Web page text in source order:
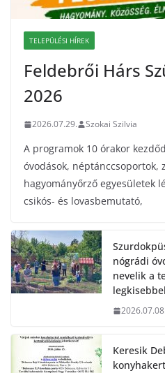
TELEPÜLÉSI HÍREK
Feldebrői Hárs
2026
2026.07.29. Szokai Szilvia
A programok 10 órakor
óvodások, néptánccsoportok,
hagyományőrző egyesületek
csikós- és lovasbemutató,
nógrádi
nevelik a
2026.07.08.
Keresik